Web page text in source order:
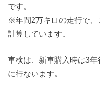
です。
※年間2万キロの走行で、
計算しています。
車検は、新車購入時は3
に行ないます。